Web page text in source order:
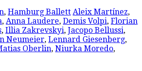
, Hamburg Ballett Aleix Martínez,
, Anna Laudere, Demis Volpi, Florian
, Illia Zakrevskyi, Jacopo Bellussi,
Neumeier, Lennard Giesenberg,
Oberlin, Niurka Moredo,